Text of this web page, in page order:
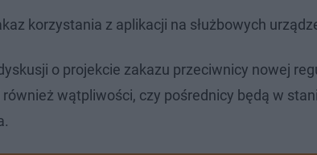
korzystania z aplikacji na służbowych
o projekcie zakazu przeciwnicy nowej
wątpliwości, czy pośrednicy będą w